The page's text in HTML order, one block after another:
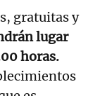
gratuitas y
lugar
horas.